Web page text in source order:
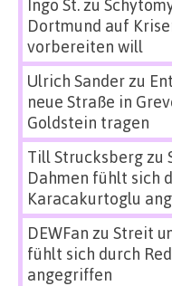
Ingo St.zu
Dortmund auf
vorbereiten will
Ulrich Sanderzu
neue Straße in
Goldstein tragen
Till Strucksbergzu
Dahmen fühlt sich
Karacakurtoglu
DEWFan zu Streit
fühlt sich durch
angegriffen